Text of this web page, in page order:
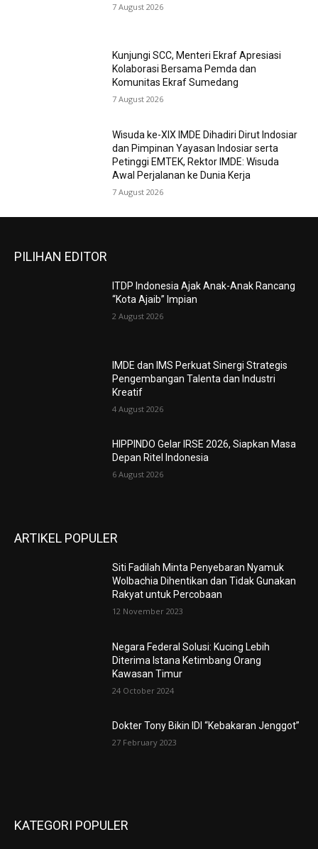
7 August 2026
Kunjungi SCC, Menteri Ekraf Apresiasi
Kolaborasi Bersama Pemda dan
Komunitas Ekraf Sumedang
7 August 2026
Wisuda ke-XIX IMDE Dihadiri Dirut Indosiar
dan Pimpinan Yayasan Indosiar serta
Petinggi EMTEK, Rektor IMDE: Wisuda
Awal Perjalanan ke Dunia Kerja
7 August 2026
PILIHAN EDITOR
ITDP Indonesia Ajak Anak-Anak Rancang
“Kota Ajaib” Impian
2 August 2026
IMDE dan IMS Perkuat Sinergi Strategis
Pengembangan Talenta dan Industri
Kreatif
4 August 2026
HIPPINDO Gelar IRSE 2026, Siapkan Masa
Depan Ritel Indonesia
6 August 2026
ARTIKEL POPULER
Siti Fadilah Minta Penyebaran Nyamuk
Wolbachia Dihentikan dan Tidak Gunakan
Rakyat untuk Percobaan
12 November 2023
Negara Federal Solusi: Kucing Lebih
Diterima Istana Ketimbang Orang
Kawasan Timur
24 October 2024
Dokter Tony Bikin IDI “Kebakaran Jenggot”
27 February 2023
KATEGORI POPULER